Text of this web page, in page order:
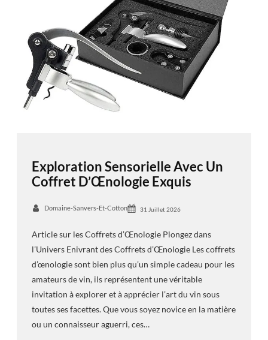
Exploration Sensorielle Avec Un
Coffret D’Œnologie Exquis
Domaine-Sanvers-Et-Cotton 31 Juillet 2026
Article sur les Coffrets d’Œnologie Plongez dans
l’Univers Enivrant des Coffrets d’Œnologie Les coffrets
d’œnologie sont bien plus qu’un simple cadeau pour les
amateurs de vin, ils représentent une véritable
invitation à explorer et à apprécier l’art du vin sous
toutes ses facettes. Que vous soyez novice en la matière
ou un connaisseur aguerri, ces…